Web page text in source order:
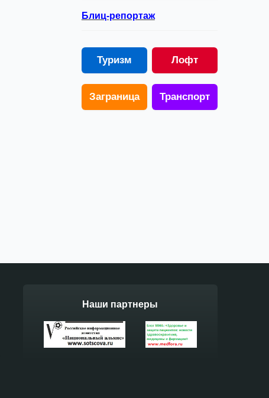
Блиц-репортаж
Туризм Лофт
Заграница Транспорт
Наши партнеры